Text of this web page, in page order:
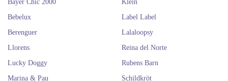
Bayer Chic 2000
Bebelux
Berenguer
Klein
Label Label
Lalaloopsy
Llorens
Lucky Doggy
Marina & Pau
Reina del Norte
Rubens Barn
Schildkröt